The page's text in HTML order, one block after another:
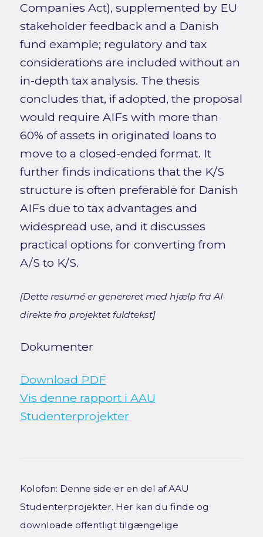
Companies Act), supplemented by EU
stakeholder feedback and a Danish
fund example; regulatory and tax
considerations are included without an
in-depth tax analysis. The thesis
concludes that, if adopted, the proposal
would require AIFs with more than
60% of assets in originated loans to
move to a closed-ended format. It
further finds indications that the K/S
structure is often preferable for Danish
AIFs due to tax advantages and
widespread use, and it discusses
practical options for converting from
A/S to K/S.
[Dette resumé er genereret med hjælp fra AI
direkte fra projektet fuldtekst]
Dokumenter
Download PDF
Vis denne rapport i AAU
Studenterprojekter
Kolofon: Denne side er en del af AAU
Studenterprojekter. Her kan du finde og
downloade offentligt tilgængelige